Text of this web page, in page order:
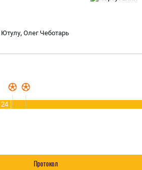
, Олег Чеботарь
24
Протокол